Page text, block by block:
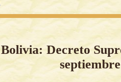
Bolivia: Decreto